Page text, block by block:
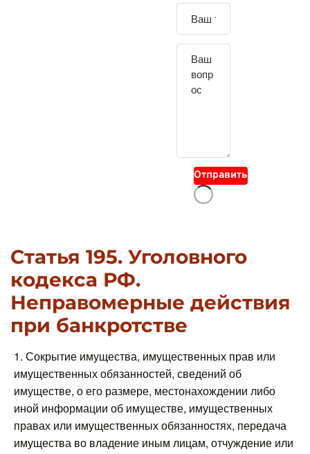
Отправить
Статья 195. Уголовного
кодекса РФ.
Неправомерные действия
при банкротстве
1. Сокрытие имущества, имущественных прав или
имущественных обязанностей, сведений об
имуществе, о его размере, местонахождении либо
иной информации об имуществе, имущественных
правах или имущественных обязанностях, передача
имущества во владение иным лицам, отчуждение или